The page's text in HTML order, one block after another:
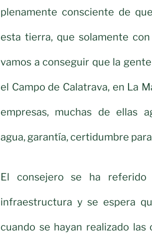
plenamente consciente de
esta tierra, que solamente
vamos a conseguir que la
el Campo de Calatrava, en La
empresas, muchas de ellas
agua, garantía, certidumbre
El consejero se ha
infraestructura y se espera
cuando se hayan realizado